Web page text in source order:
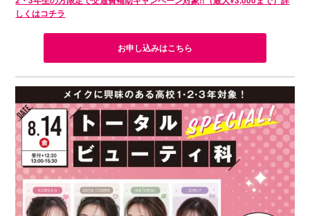
しくはコチラ
お申し込みはこちら